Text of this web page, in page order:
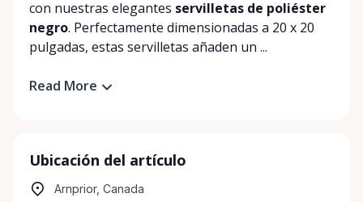
con nuestras elegantes servilletas de poliéster
negro. Perfectamente dimensionadas a 20 x 20
pulgadas, estas servilletas añaden un ...
Read More
Ubicación del artículo
Arnprior, Canada